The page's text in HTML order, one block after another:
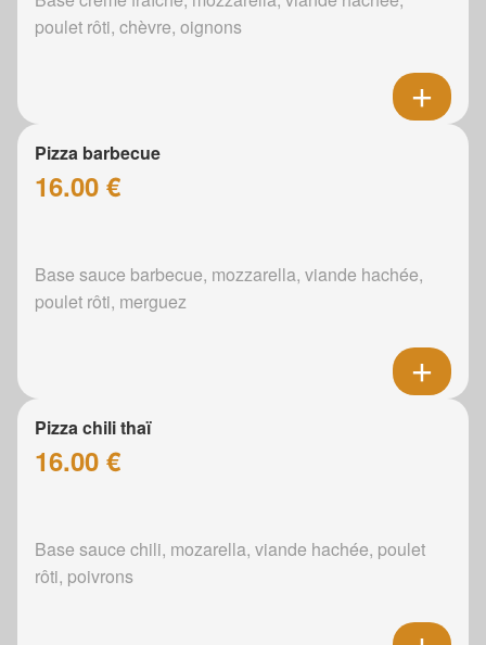
poulet rôti, chèvre, oignons
Pizza barbecue
16.00 €
Base sauce barbecue, mozzarella, viande hachée,
poulet rôti, merguez
Pizza chili thaï
16.00 €
Base sauce chili, mozarella, viande hachée, poulet
rôti, poivrons